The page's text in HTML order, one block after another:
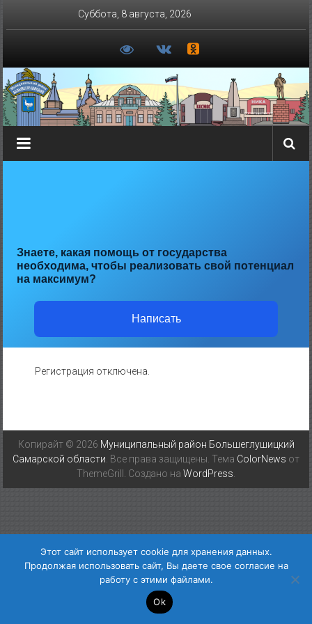
Суббота, 8 августа, 2026
Знаете, какая помощь от государства
необходима, чтобы реализовать свой потенциал
на максимум?
Написать
Регистрация отключена.
Копирайт © 2026 Муниципальный район Большеглушицкий
Самарской области . Все права защищены. Тема ColorNews от
ThemeGrill. Создано на WordPress
Этот сайт использует cookie для хранения данных.
Продолжая использовать сайт, Вы даете свое согласие на
работу с этими файлами.
Ok